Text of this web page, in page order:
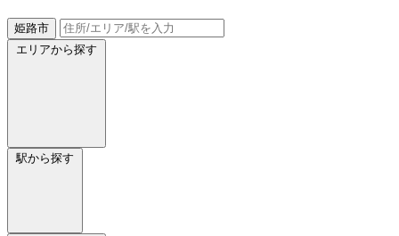
姫路市
エリアから探す
駅から探す